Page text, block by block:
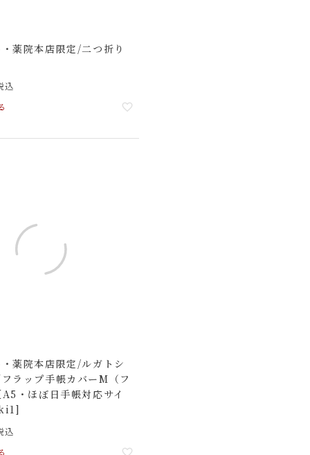
薬院本店限定/二つ折り
込
薬院本店限定/ルガトシ
フラップ手帳カバーM（フ
・ほぼ日手帳対応サイ
込